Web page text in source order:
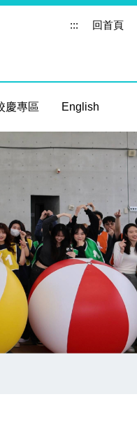
慶專區 English
::: 回首頁